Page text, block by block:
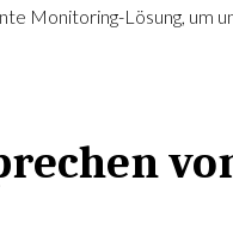
Monitoring-Lösung, um